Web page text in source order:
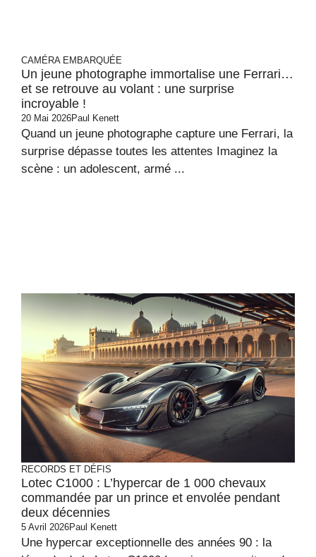
CAMÉRA EMBARQUÉE
Un jeune photographe immortalise une Ferrari…
et se retrouve au volant : une surprise
incroyable !
20 Mai 2026Paul Kenett
Quand un jeune photographe capture une Ferrari, la
surprise dépasse toutes les attentes Imaginez la
scène : un adolescent, armé ...
RECORDS ET DÉFIS
Lotec C1000 : L’hypercar de 1 000 chevaux
commandée par un prince et envolée pendant
deux décennies
5 Avril 2026Paul Kenett
Une hypercar exceptionnelle des années 90 : la